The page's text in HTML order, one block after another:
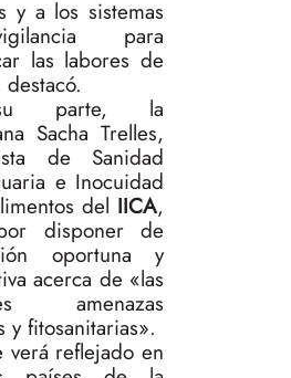
y a los sistemas
para
las labores de
parte, la
Sacha Trelles,
de Sanidad
e Inocuidad
del IICA,
disponer de
oportuna y
acerca de «las
amenazas
y fitosanitarias».
verá reflejado en